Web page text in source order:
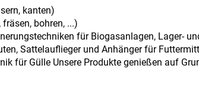
kanten)
bohren, ...)
für Biogasanlagen, Lager-
Sattelauflieger und Anhänger für
für Gülle Unsere Produkte genießen auf